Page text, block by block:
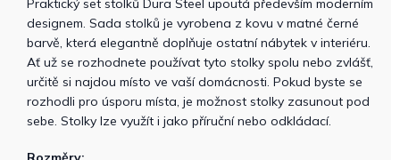
Praktický set stolků Dura Steel upoutá především moderním
designem. Sada stolků je vyrobena z kovu v matné černé
barvě, která elegantně doplňuje ostatní nábytek v interiéru.
Ať už se rozhodnete používat tyto stolky spolu nebo zvlášť,
určitě si najdou místo ve vaší domácnosti. Pokud byste se
rozhodli pro úsporu místa, je možnost stolky zasunout pod
sebe. Stolky lze využít i jako příruční nebo odkládací.